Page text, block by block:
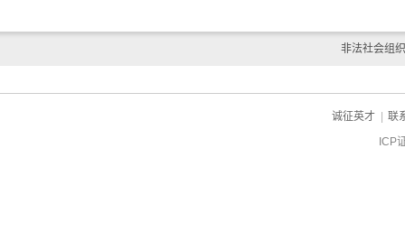
非法社会组
诚征英才 | 联
ICP